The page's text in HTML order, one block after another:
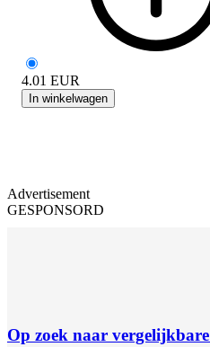
4.01 EUR
In winkelwagen
Advertisement
GESPONSORD
Op zoek naar